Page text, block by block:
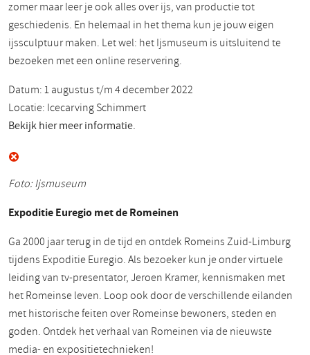
zomer maar leer je ook alles over ijs, van productie tot
geschiedenis. En helemaal in het thema kun je jouw eigen
ijssculptuur maken. Let wel: het Ijsmuseum is uitsluitend te
bezoeken met een online reservering.
Datum: 1 augustus t/m 4 december 2022
Locatie: Icecarving Schimmert
Bekijk hier meer informatie.
Foto: Ijsmuseum
Expoditie Euregio met de Romeinen
Ga 2000 jaar terug in de tijd en ontdek Romeins Zuid-Limburg
tijdens Expoditie Euregio. Als bezoeker kun je onder virtuele
leiding van tv-presentator, Jeroen Kramer, kennismaken met
het Romeinse leven. Loop ook door de verschillende eilanden
met historische feiten over Romeinse bewoners, steden en
goden. Ontdek het verhaal van Romeinen via de nieuwste
media- en expositietechnieken!